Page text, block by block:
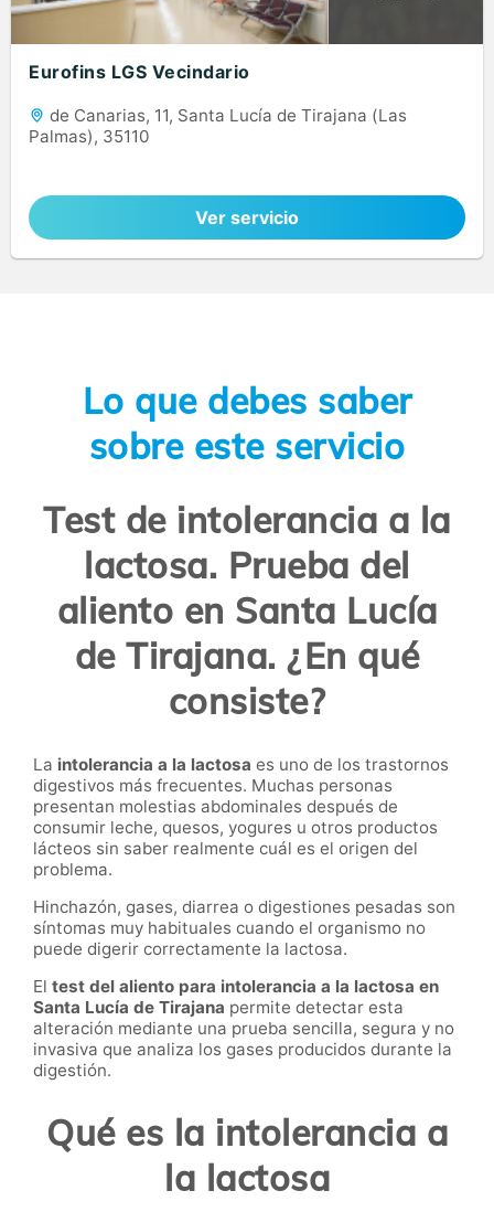
Eurofins LGS Vecindario
de Canarias, 11, Santa Lucía de Tirajana (Las
Palmas), 35110
Ver servicio
Lo que debes saber
sobre este servicio
Test de intolerancia a la
lactosa. Prueba del
aliento en Santa Lucía
de Tirajana. ¿En qué
consiste?
La intolerancia a la lactosa es uno de los trastornos
digestivos más frecuentes. Muchas personas
presentan molestias abdominales después de
consumir leche, quesos, yogures u otros productos
lácteos sin saber realmente cuál es el origen del
problema.
Hinchazón, gases, diarrea o digestiones pesadas son
síntomas muy habituales cuando el organismo no
puede digerir correctamente la lactosa.
El test del aliento para intolerancia a la lactosa en
Santa Lucía de Tirajana permite detectar esta
alteración mediante una prueba sencilla, segura y no
invasiva que analiza los gases producidos durante la
digestión.
Qué es la intolerancia a
la lactosa